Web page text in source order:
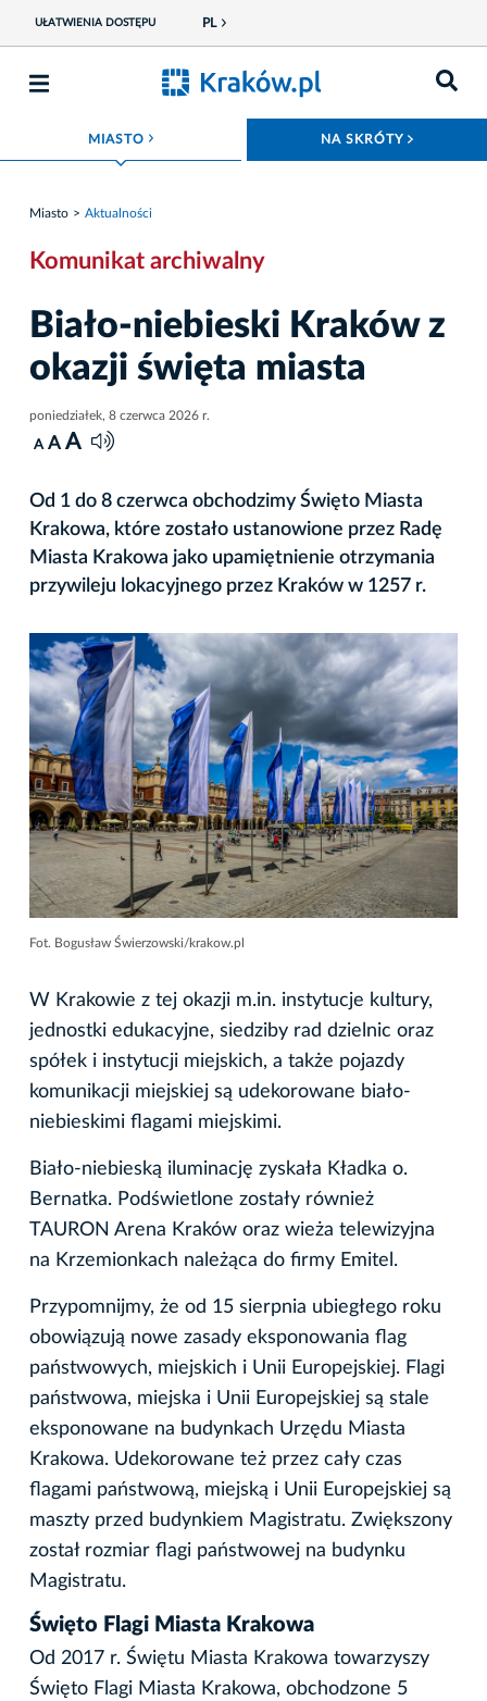
UŁATWIENIA DOSTĘPU PL
MIASTO ROZWIŃ MENU NA SKRÓTY
Miasto Aktualności
Komunikat archiwalny
Biało-niebieski Kraków z
okazji święta miasta
poniedziałek, 8 czerwca 2026 r.
A A A
Od 1 do 8 czerwca obchodzimy Święto Miasta
Krakowa, które zostało ustanowione przez Radę
Miasta Krakowa jako upamiętnienie otrzymania
przywileju lokacyjnego przez Kraków w 1257 r.
Fot. Bogusław Świerzowski/krakow.pl
W Krakowie z tej okazji m.in. instytucje kultury,
jednostki edukacyjne, siedziby rad dzielnic oraz
spółek i instytucji miejskich, a także pojazdy
komunikacji miejskiej są udekorowane biało-
niebieskimi flagami miejskimi.
Biało-niebieską iluminację zyskała Kładka o.
Bernatka. Podświetlone zostały również
TAURON Arena Kraków oraz wieża telewizyjna
na Krzemionkach należąca do firmy Emitel.
Przypomnijmy, że od 15 sierpnia ubiegłego roku
obowiązują nowe zasady eksponowania flag
państwowych, miejskich i Unii Europejskiej. Flagi
państwowa, miejska i Unii Europejskiej są stale
eksponowane na budynkach Urzędu Miasta
Krakowa. Udekorowane też przez cały czas
flagami państwową, miejską i Unii Europejskiej są
maszty przed budynkiem Magistratu. Zwiększony
został rozmiar flagi państwowej na budynku
Magistratu.
Święto Flagi Miasta Krakowa
Od 2017 r. Świętu Miasta Krakowa towarzyszy
Święto Flagi Miasta Krakowa, obchodzone 5